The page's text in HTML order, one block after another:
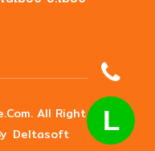
. All Right
Deltasoft L